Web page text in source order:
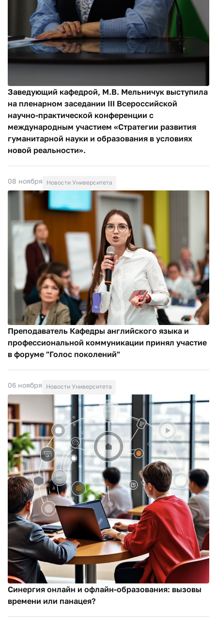
Заведующий кафедрой, М.В. Мельничук выступила
на пленарном заседании III Всероссийской
научно-практической конференции с
международным участием «Стратегии развития
гуманитарной науки и образования в условиях
новой реальности».
08 ноября Новости Университета
Преподаватель Кафедры английского языка и
профессиональной коммуникации принял участие
в форуме "Голос поколений"
06 ноября Новости Университета
Синергия онлайн и офлайн-образования: вызовы
времени или панацея?